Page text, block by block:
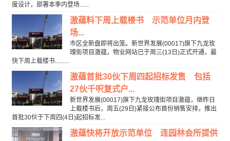
度设计，部署本季内登场......
滶蕴料下周上载楼书 示范单位月内登
场...
市区全新盘即将出笼。新世界发展(00017)旗下九龙玫
瑰街项目滶蕴，物业网站已于周三(13日)正式开通，最
快下周上载楼书.........
滶蕴首批30伙下周四起招标发售 包括
27伙千呎复式户...
新世界发展(00017)旗下九龙玫瑰街项目滶蕴，继昨日
上载楼书后，周五(29日)紧接公布首份销售安排，推出
首批30伙于下周四(4日)起招标发...
滶蕴快将开放示范单位 连园林会所提供